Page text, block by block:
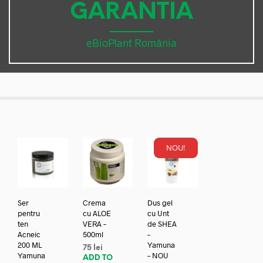
GARANTIA
eBioPlant România
Ser
pentru
ten
Acneic
200 ML
Yamuna
Crema
cu ALOE
VERA –
500ml
75 lei
ADD TO
NOU!
Dus gel
cu Unt
de SHEA
–
Yamuna
– NOU